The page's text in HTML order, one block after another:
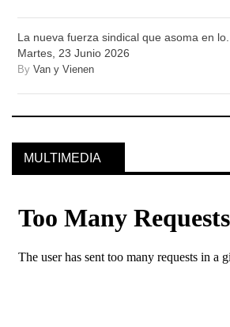
La nueva fuerza sindical que asoma en lo...
Martes, 23 Junio 2026
By Van y Vienen
MULTIMEDIA